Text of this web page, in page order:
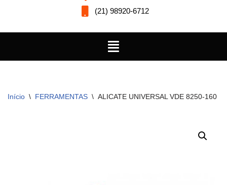
(21) 98920-6712
Início \ FERRAMENTAS \ ALICATE UNIVERSAL VDE 8250-160